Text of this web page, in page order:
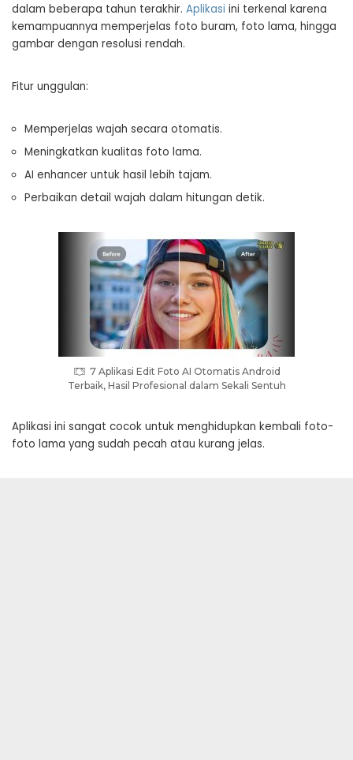
dalam beberapa tahun terakhir. Aplikasi ini terkenal karena
kemampuannya memperjelas foto buram, foto lama, hingga
gambar dengan resolusi rendah.
Fitur unggulan:
Memperjelas wajah secara otomatis.
Meningkatkan kualitas foto lama.
AI enhancer untuk hasil lebih tajam.
Perbaikan detail wajah dalam hitungan detik.
7 Aplikasi Edit Foto AI Otomatis Android
Terbaik, Hasil Profesional dalam Sekali Sentuh
Aplikasi ini sangat cocok untuk menghidupkan kembali foto-
foto lama yang sudah pecah atau kurang jelas.